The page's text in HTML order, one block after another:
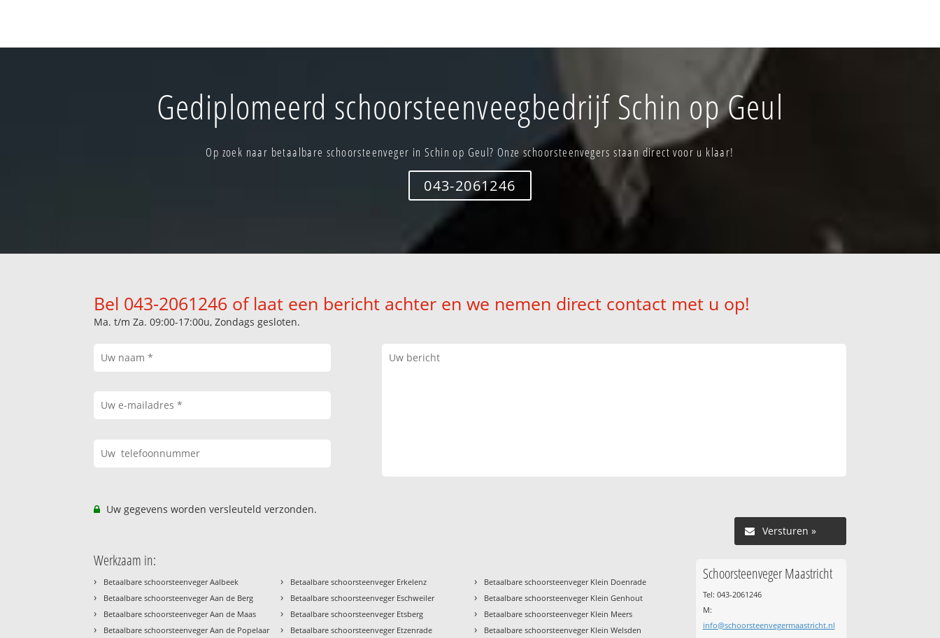
Gediplomeerd schoorsteenveegbedrijf Schin op Geul
Op zoek naar betaalbare schoorsteenveger in Schin op Geul? Onze schoorsteenvegers staan direct voor u klaar!
043-2061246
Bel 043-2061246 of laat een bericht achter en we nemen direct contact met u op!
Ma. t/m Za. 09:00-17:00u, Zondags gesloten.
Uw gegevens worden versleuteld verzonden.
Versturen »
Werkzaam in:
› Betaalbare schoorsteenveger Aalbeek
› Betaalbare schoorsteenveger Aan de Berg
› Betaalbare schoorsteenveger Aan de Maas
› Betaalbare schoorsteenveger Aan de Popelaar
› Betaalbare schoorsteenveger Erkelenz
› Betaalbare schoorsteenveger Eschweiler
› Betaalbare schoorsteenveger Etsberg
› Betaalbare schoorsteenveger Etzenrade
› Betaalbare schoorsteenveger Klein Doenrade
› Betaalbare schoorsteenveger Klein Genhout
› Betaalbare schoorsteenveger Klein Meers
› Betaalbare schoorsteenveger Klein Welsden
Schoorsteenveger Maastricht
Tel: 043-2061246
M:
info@schoorsteenvegermaastricht.nl